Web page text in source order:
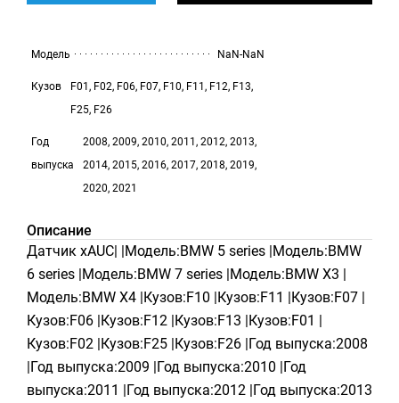
Модель NaN-NaN
Кузов
F01, F02, F06, F07, F10, F11, F12, F13,
F25, F26
Год
выпуска
2008, 2009, 2010, 2011, 2012, 2013,
2014, 2015, 2016, 2017, 2018, 2019,
2020, 2021
Описание
Датчик xAUC| |Модель:BMW 5 series |Модель:BMW
6 series |Модель:BMW 7 series |Модель:BMW X3 |
Модель:BMW X4 |Кузов:F10 |Кузов:F11 |Кузов:F07 |
Кузов:F06 |Кузов:F12 |Кузов:F13 |Кузов:F01 |
Кузов:F02 |Кузов:F25 |Кузов:F26 |Год выпуска:2008
|Год выпуска:2009 |Год выпуска:2010 |Год
выпуска:2011 |Год выпуска:2012 |Год выпуска:2013